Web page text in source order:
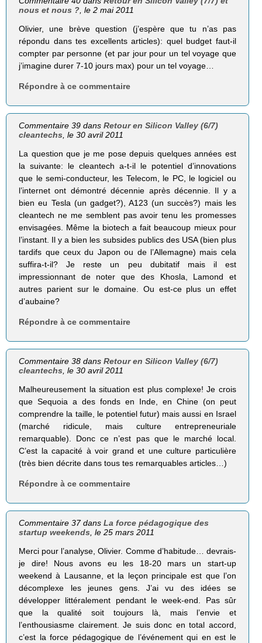
nous et nous ? , le 2 mai 2011
Olivier, une brève question (j’espère que tu n’as pas
répondu dans tes excellents articles): quel budget faut-il
compter par personne (et par jour pour un tel voyage que
j’imagine durer 7-10 jours max) pour un tel voyage…
Répondre à ce commentaire
Commentaire 39 dansRetour en Silicon Valley (6/7)
cleantechs , le 30 avril 2011
La question que je me pose depuis quelques années est
la suivante: le cleantech a-t-il le potentiel d’innovations
que le semi-conducteur, les Telecom, le PC, le logiciel ou
l’internet ont démontré décennie après décennie. Il y a
bien eu Tesla (un gadget?), A123 (un succès?) mais les
cleantech ne me semblent pas avoir tenu les promesses
envisagées. Même la biotech a fait beaucoup mieux pour
l’instant. Il y a bien les subsides publics des USA (bien plus
tardifs que ceux du Japon ou de l’Allemagne) mais cela
suffira-t-il? Je reste un peu dubitatif mais il est
impressionnant de noter que des Khosla, Lamond et
autres parient sur le domaine. Ou est-ce plus un effet
d’aubaine?
Répondre à ce commentaire
Commentaire 38 dansRetour en Silicon Valley (6/7)
cleantechs , le 30 avril 2011
Malheureusement la situation est plus complexe! Je crois
que Sequoia a des fonds en Inde, en Chine (on peut
comprendre la taille, le potentiel futur) mais aussi en Israel
(marché ridicule, mais culture entrepreneuriale
remarquable). Donc ce n’est pas que le marché local.
C’est la capacité à voir grand et une culture particulière
(très bien décrite dans tous tes remarquables articles…)
Répondre à ce commentaire
Commentaire 37 dansLa force pédagogique des
startup weekends, le 25 mars 2011
Merci pour l’analyse, Olivier. Comme d’habitude… devrais-
je dire! Nous avons eu les 18-20 mars un start-up
weekend à Lausanne, et la leçon principale est que l’on
décomplexe les jeunes gens. J’ai vu des idées se
développer littéralement pendant le week-end. Pas sûr
que la qualité soit toujours là, mais l’envie et
l’enthousiasme clairement. Je suis donc en total accord,
c’est la force pédagogique de l’événement qui en est le